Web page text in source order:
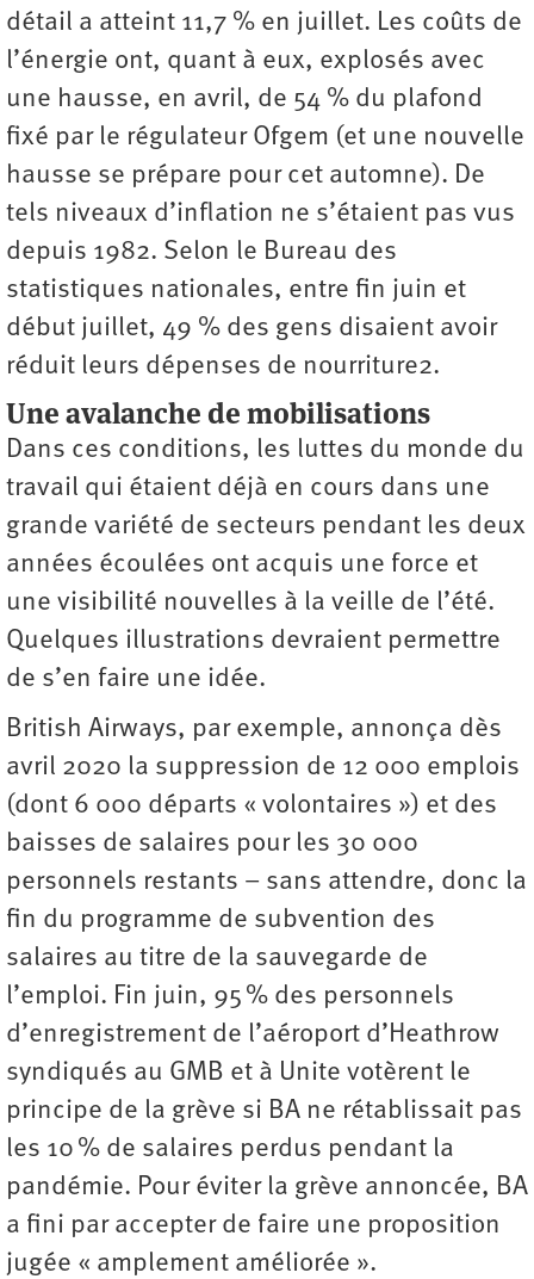
détail a atteint 11,7 % en juillet. Les coûts de
l’énergie ont, quant à eux, explosés avec
une hausse, en avril, de 54 % du plafond
fixé par le régulateur Ofgem (et une nouvelle
hausse se prépare pour cet automne). De
tels niveaux d’inflation ne s’étaient pas vus
depuis 1982. Selon le Bureau des
statistiques nationales, entre fin juin et
début juillet, 49 % des gens disaient avoir
réduit leurs dépenses de nourriture2.
Une avalanche de mobilisations
Dans ces conditions, les luttes du monde du
travail qui étaient déjà en cours dans une
grande variété de secteurs pendant les deux
années écoulées ont acquis une force et
une visibilité nouvelles à la veille de l’été.
Quelques illustrations devraient permettre
de s’en faire une idée.
British Airways, par exemple, annonça dès
avril 2020 la suppression de 12 000 emplois
(dont 6 000 départs « volontaires ») et des
baisses de salaires pour les 30 000
personnels restants – sans attendre, donc la
fin du programme de subvention des
salaires au titre de la sauvegarde de
l’emploi. Fin juin, 95 % des personnels
d’enregistrement de l’aéroport d’Heathrow
syndiqués au GMB et à Unite votèrent le
principe de la grève si BA ne rétablissait pas
les 10 % de salaires perdus pendant la
pandémie. Pour éviter la grève annoncée, BA
a fini par accepter de faire une proposition
jugée « amplement améliorée ».